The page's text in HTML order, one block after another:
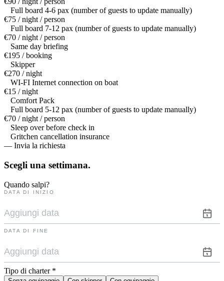
Full board 4-6 pax (number of guests to update manually)
€75 / night / person
Full board 7-12 pax (number of guests to update manually)
€70 / night / person
Same day briefing
€195 / booking
Skipper
€270 / night
WI-FI Internet connection on boat
€15 / night
Comfort Pack
Full board 5-12 pax (number of guests to update manually)
€70 / night / person
Sleep over before check in
Gritchen cancellation insurance
— Invia la richiesta
Scegli una settimana.
Quando salpi?
DATA DI INIZIO
DATA DI FINE
Tipo di charter *